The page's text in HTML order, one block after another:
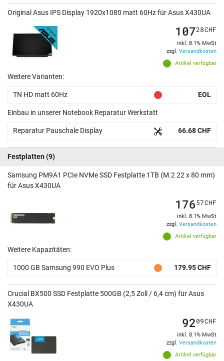
Original Asus IPS Display 1920x1080 matt 60Hz für Asus X430UA
Artikel verfügbar
10728CHF
inkl. 8.1% MwSt
zzgl. Versandkosten
Weitere Varianten:
TN HD matt 60Hz EOL
Einbau in unserer Notebook Reparatur Werkstatt
Reparatur Pauschale Display 66.68 CHF
Festplatten (9)
Samsung PM9A1 PCIe NVMe SSD Festplatte 1TB (M.2 22 x 80 mm)
für Asus X430UA
Artikel verfügbar
17657CHF
inkl. 8.1% MwSt
zzgl. Versandkosten
Weitere Kapazitäten:
1000 GB Samsung 990 EVO Plus 179.95 CHF
Crucial BX500 SSD Festplatte 500GB (2,5 Zoll / 6,4 cm) für Asus
X430UA
Artikel verfügbar
9209CHF
inkl. 8.1% MwSt
zzgl. Versandkosten